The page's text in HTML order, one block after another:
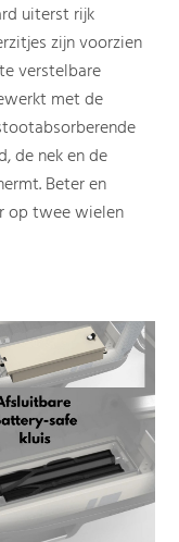
uiterst rijk
zijn voorzien
verstelbare
met de
de nek en de
Beter en
op twee wielen